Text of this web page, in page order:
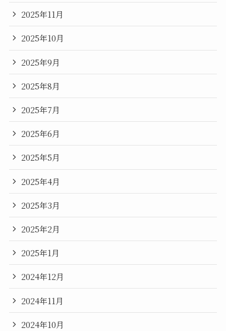
2025年11月
2025年10月
2025年9月
2025年8月
2025年7月
2025年6月
2025年5月
2025年4月
2025年3月
2025年2月
2025年1月
2024年12月
2024年11月
2024年10月